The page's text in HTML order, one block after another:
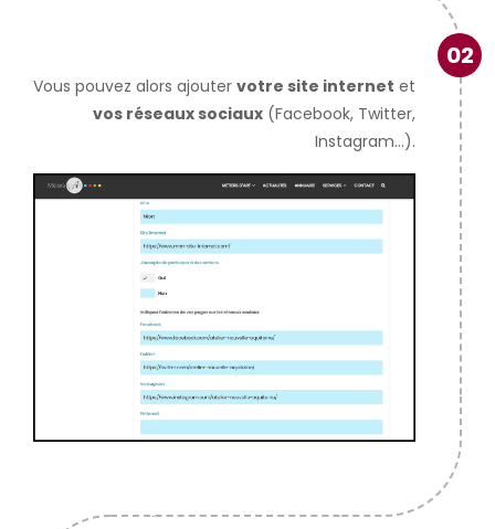
02
Vous pouvez alors ajouter votre site internet et
vos réseaux sociaux (Facebook, Twitter,
Instagram...).